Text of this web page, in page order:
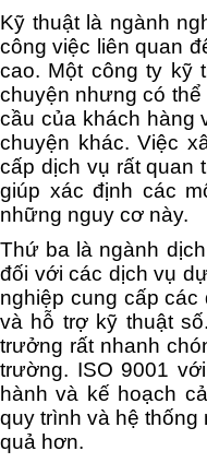
Kỹ thuật là ngành
công việc liên quan
cao. Một công ty kỹ
chuyện nhưng có
cầu của khách hàng
chuyện khác. Việc
cấp dịch vụ rất quan
giúp xác định các
những nguy cơ này.
Thứ ba là ngành
đối với các dịch vụ
nghiệp cung cấp các
và hỗ trợ kỹ thuật
trưởng rất nhanh
trường. ISO 9001
hành và kế hoạch
quy trình và hệ thống
quả hơn.